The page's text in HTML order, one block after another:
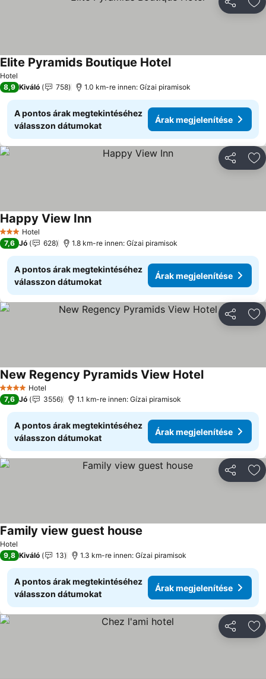
Hotel
Elite Pyramids Boutique HotelÁrak megjelenítése
8,9 Kiváló 758 1.0 km-re innen: Gízai piramisok
A pontos árak megtekintéséhez
válasszon dátumokat
Árak megjelenítése
3 Kategória
Hotel
Happy View InnÁrak megjelenítése
7,6 Jó 628 1.8 km-re innen: Gízai piramisok
A pontos árak megtekintéséhez
válasszon dátumokat
Árak megjelenítése
4 KategóriaHotel
New Regency Pyramids View HotelÁrak
7,6 Jó 3556 1.1 km-re innen: Gízai piramisok
A pontos árak megtekintéséhez
válasszon dátumokat
Árak megjelenítése
Hotel
Family view guest house
9,8 Kiváló 13 1.3 km-re innen: Gízai piramisok
A pontos árak megtekintéséhez
válasszon dátumokat
Árak megjelenítése